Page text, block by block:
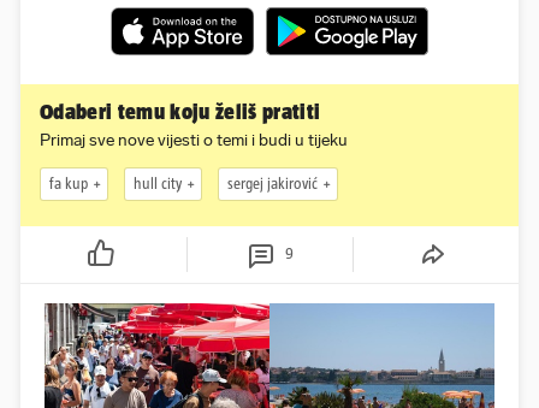
Odaberi temu koju želiš pratiti
Primaj sve nove vijesti o temi i budi u tijeku
fa kup hull city sergej jakirović
9